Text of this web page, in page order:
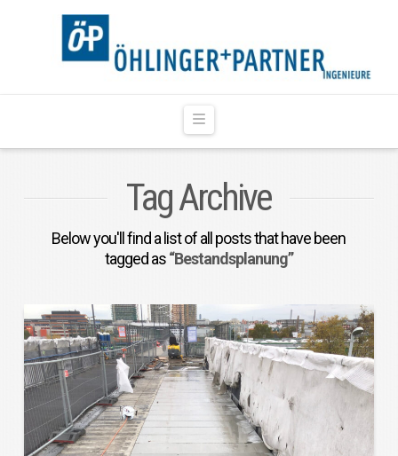
Navigation
Tag Archive
Below you'll find a list of all posts that have been
tagged as“Bestandsplanung”